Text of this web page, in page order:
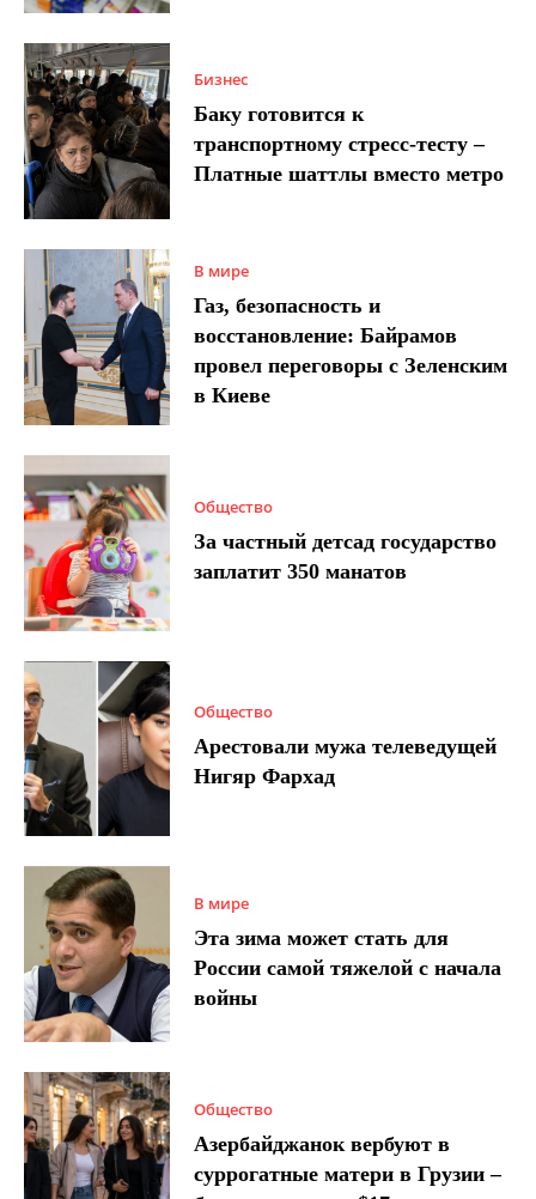
Бизнес
Баку готовится к
транспортному стресс-тесту –
Платные шаттлы вместо метро
В мире
Газ, безопасность и
восстановление: Байрамов
провел переговоры с Зеленским
в Киеве
Общество
За частный детсад государство
заплатит 350 манатов
Общество
Арестовали мужа телеведущей
Нигяр Фархад
В мире
Эта зима может стать для
России самой тяжелой с начала
войны
Общество
Азербайджанок вербуют в
суррогатные матери в Грузии –